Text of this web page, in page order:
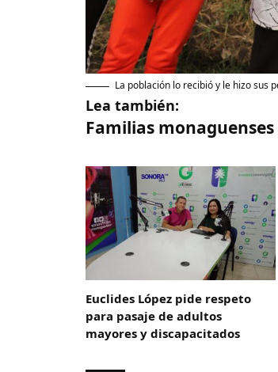
La población lo recibió y le hizo sus
Lea también:
Familias
Euclides López pide respeto
para pasaje de adultos
mayores y discapacitados